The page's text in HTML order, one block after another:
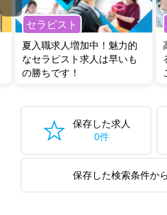
セラピスト
夏入職求人増加中！魅力的
なセラピスト求人は早いも
の勝ちです！
保存した求人
0件
保存した検索条件か